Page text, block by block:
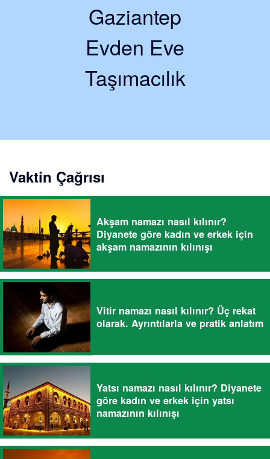
Gaziantep
Evden Eve
Taşımacılık
Vaktin Çağrısı
Akşam namazı nasıl kılınır?
Diyanete göre kadın ve erkek için
akşam namazının kılınışı
Vitir namazı nasıl kılınır? Üç rekat
olarak. Ayrıntılarla ve pratik anlatım
Yatsı namazı nasıl kılınır? Diyanete
göre kadın ve erkek için yatsı
namazının kılınışı